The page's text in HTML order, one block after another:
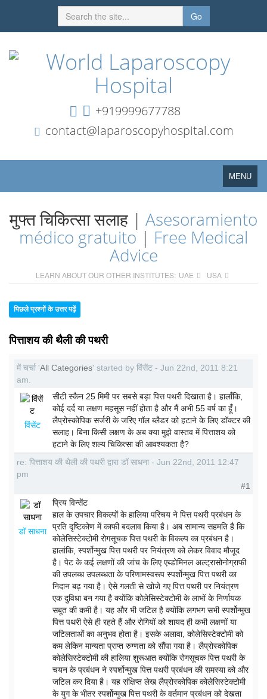
Go
+919999677788
contact@laparoscopyhospital.com
Toggle
navigation
MENU
मुफ्त चिकित्सा सलाह | Asesoramiento
médico gratuito| Free Medical
Advice
LEARN ABOUT OUR OTHER INSTITUTES: UAE USA
पिछले प्रश्नों के उत्तर पढ़ें
पित्ताशय की थैली की पथरी
में चर्चा 'All Categories' started by विंसेंट - Jun 22nd, 2011 8:21
am.
विंसेंट
सीटी स्कैन 25 मिमी पर सबसे बड़ा पित्त पथरी दिखाता है। हालाँकि,
कोई दर्द या लक्षण महसूस नहीं होता है और मैं अभी 55 वर्ष का हूँ।
लैप्रोस्कोपिक सर्जरी के जरिए गॉल ब्लैडर को हटाने के लिए डॉक्टर की
सलाह। बिना किसी लक्षण के अब क्या मुझे वास्तव में पित्ताशय को
हटाने के लिए शल्य चिकित्सा की आवश्यकता है?
re: पित्ताशय की थैली की पथरी द्वारा डॉ साधना - Jun 22nd, 2011 12:47
pm
#1
डॉ साधना
प्रिय विन्सेंट
हाल के उपचार विकल्पों के हालिया परिचय ने पित्त पथरी प्रबंधन के
प्रति दृष्टिकोण में काफी बदलाव किया है। अब सामान्य सहमति है कि
कोलेसिस्टेक्टोमी रोगसूचक पित्त पथरी के विकल्प का प्रबंधन है।
हालांकि, स्पर्शोन्मुख पित्त पथरी पर नियंत्रण को लेकर विवाद मौजूद
है। पेट के कई लक्षणों की जांच के लिए एब्डोमिनल अल्ट्रासोनोग्राफी
की उपलब्ध उपलब्धता के परिणामस्वरूप स्पर्शोन्मुख पित्त पथरी का
निदान बढ़ गया है। ऐसे गलती से खोजे गए पित्त पथरी पर नियंत्रण
एक दुविधा बन गया है क्योंकि कोलेसिस्टेक्टोमी के लाभों के निर्णायक
सबूत की कमी है। यह और भी जटिल है क्योंकि लगभग सभी स्पर्शोन्मुख
पित्त पथरी ऐसे ही रहते हैं और रोगियों को शायद ही कभी लक्षणों या
जटिलताओं का अनुभव होता है। इसके अलावा, कोलेसिस्टेक्टोमी को
कम लेकिन मान्यता प्राप्त रुग्णता को सौंपा गया है। लैप्रोस्कोपिक
कोलेसिस्टेक्टोमी की हालिया शुरूआत क्योंकि रोगसूचक पित्त पथरी के
चयन के प्रबंधन ने स्पर्शोन्मुख पित्त पथरी प्रबंधन की समस्या को और
जटिल कर दिया है। यह संक्षिप्त लेख लैप्रोस्कोपिक कोलेसिस्टेक्टोमी
के युग के भीतर स्पर्शोन्मुख पित्त पथरी के वर्तमान प्रबंधन को देखता